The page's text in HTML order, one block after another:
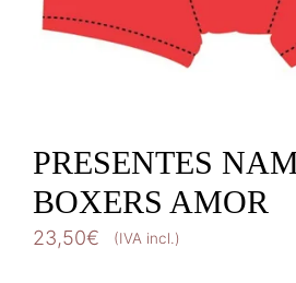
PRESENTES
BOXERS AMOR
23,50€ (IVA incl.)